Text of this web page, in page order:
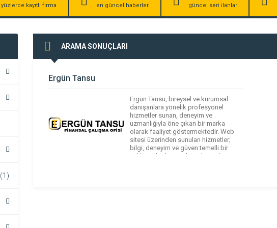
yüzlerce kayıtlı firma en güncel haberler güncel seri ilanlar
(1)
ARAMA SONUÇLARI
Ergün Tansu
Ergün Tansu, bireysel ve kurumsal
danışanlara yönelik profesyonel
hizmetler sunan, deneyim ve
uzmanlığıyla öne çıkan bir marka
olarak faaliyet göstermektedir. Web
sitesi üzerinden sunulan hizmetler;
bilgi, deneyim ve güven temelli bir
yaklaşımla danışanların ihtiyaçlarına